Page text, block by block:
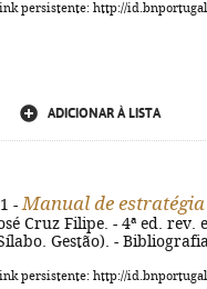
persistente: http://
ADICIONAR À LISTA
- Manual de estratégia
Cruz Filipe. - 4ª ed.
Gestão). -
persistente: http://